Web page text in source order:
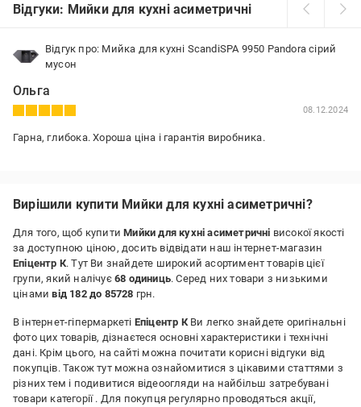
Відгуки: Мийки для кухні асиметричні
Відгук про: Мийка для кухні ScandiSPA 9950 Pandora сірий
мусон
Ольга
08.12.2024
Гарна, глибока. Хороша ціна і гарантія виробника.
Вирішили купити Мийки для кухні асиметричні?
Для того, щоб купитиМийки для кухні асиметричні високої якості
за доступною ціною, досить відвідати наш інтернет-магазин
Епіцентр К. Тут Ви знайдете широкий асортимент товарів цієї
групи, який налічує 68 одиниць. Серед них товари з низькими
цінамивід 182 до 85728 грн.
В інтернет-гіпермаркеті Епіцентр КВи легко знайдете оригінальні
фото цих товарів, дізнаєтеся основні характеристики і технічні
дані. Крім цього, на сайті можна почитати корисні відгуки від
покупців. Також тут можна ознайомитися з цікавими статтями з
різних тем і подивитися відеоогляди на найбільш затребувані
товари категорії . Для покупця регулярно проводяться акції,